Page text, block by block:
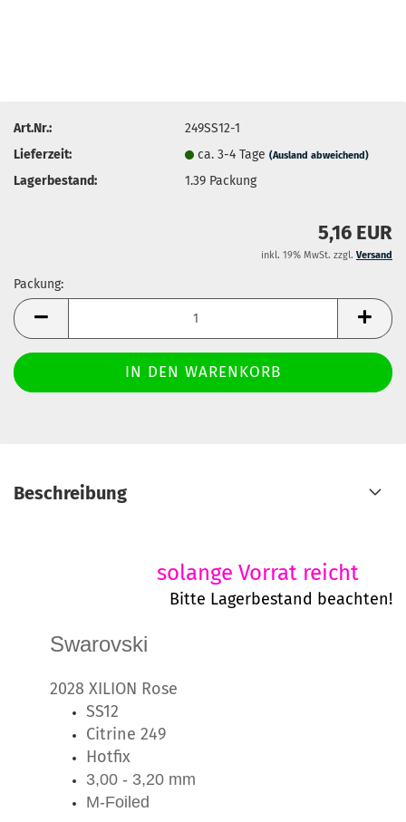
Art.Nr.:
249SS12-1
Lieferzeit:
ca. 3-4 Tage(Ausland abweichend)
Lagerbestand: 1.39 Packung
5,16 EUR
inkl. 19% MwSt. zzgl. Versand
Packung:
Packung
Beschreibung
solange Vorrat reicht
Bitte Lagerbestand beachten!
Swarovski
2028 XILION Rose
SS12
Citrine 249
Hotfix
3,00 - 3,20 mm
M-Foiled